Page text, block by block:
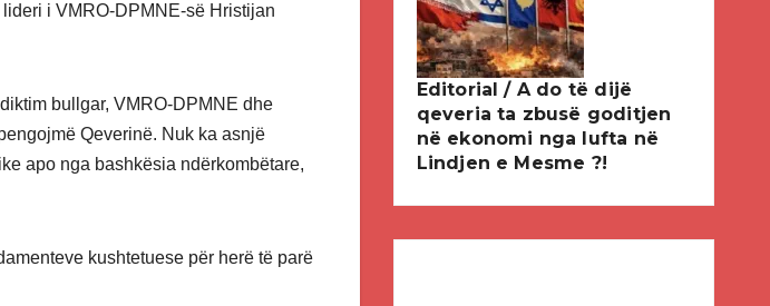
i VMRO-DPMNE-së Hristijan
bullgar, VMRO-DPMNE dhe
Qeverinë. Nuk ka asnjë
apo nga bashkësia ndërkombëtare,
kushtetuese për herë të parë
Editorial / A do të dijë
qeveria ta zbusë goditjen
në ekonomi nga lufta në
Lindjen e Mesme ?!